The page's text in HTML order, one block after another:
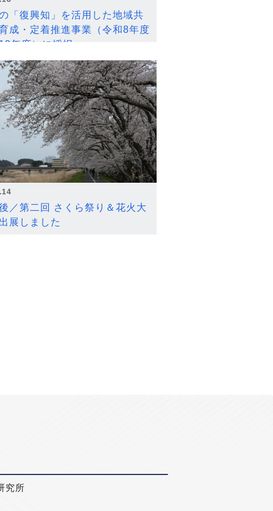
「復興知」を活用した地域共
成・定着推進事業（令和8年度
年度）に採択
／第二回 さくら祭り＆花火大
展しました
究所